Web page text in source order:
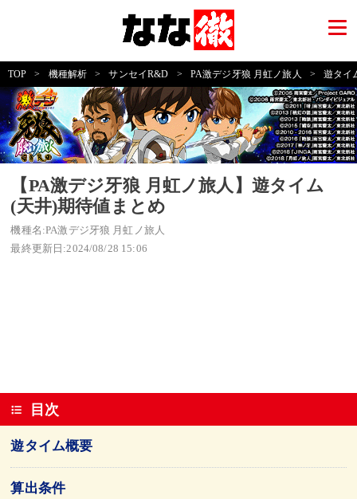
TOP > 機種解析 > サンセイR&D > PA激デジ牙狼 月虹ノ旅人 > 遊タイ
【PA激デジ牙狼 月虹ノ旅人】遊タイム
(天井)期待値まとめ
機種名:PA激デジ牙狼 月虹ノ旅人
最終更新日:2024/08/28 15:06
目次
遊タイム概要
算出条件